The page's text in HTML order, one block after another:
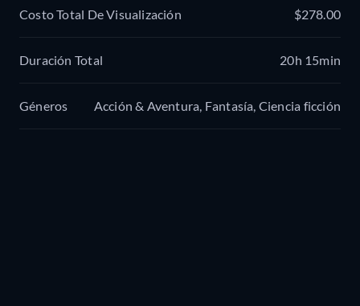
Costo Total De Visualización $278.00
Duración Total 20h 15min
Géneros Acción & Aventura, Fantasía, Ciencia ficción